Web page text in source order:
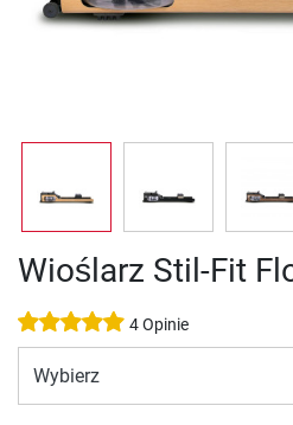
Wioślarz Stil-Fit
4 Opinie
Wybierz